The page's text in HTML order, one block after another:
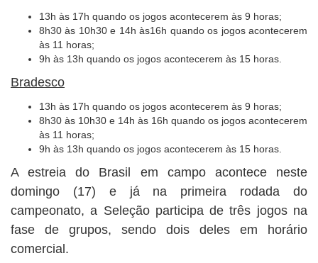
13h às 17h quando os jogos acontecerem às 9 horas;
8h30 às 10h30 e 14h às16h quando os jogos acontecerem
às 11 horas;
9h às 13h quando os jogos acontecerem às 15 horas.
Bradesco
13h às 17h quando os jogos acontecerem às 9 horas;
8h30 às 10h30 e 14h às 16h quando os jogos acontecerem
às 11 horas;
9h às 13h quando os jogos acontecerem às 15 horas.
A estreia do Brasil em campo acontece neste
domingo (17) e já na primeira rodada do
campeonato, a Seleção participa de três jogos na
fase de grupos, sendo dois deles em horário
comercial.